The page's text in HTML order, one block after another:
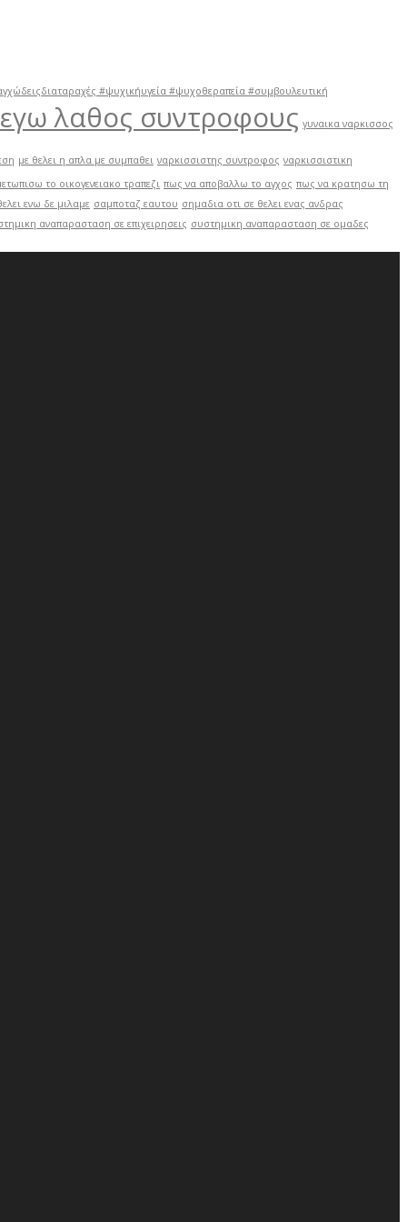
#ψυχικήυγεία #ψυχοθεραπεία #συμβουλευτική
λαθος συντροφους γυναικα ναρκισσος
με θελει η απλα με συμπαθει ναρκισσιστης συντροφος ναρκισσιστικη
το οικογενειακο τραπεζι πως να αποβαλλω το αγχος πως να κρατησω τη
ενω δε μιλαμε σαμποταζ εαυτου σημαδια οτι σε θελει ενας ανδρας
αναπαρασταση σε επιχειρησεις συστημικη αναπαρασταση σε ομαδες